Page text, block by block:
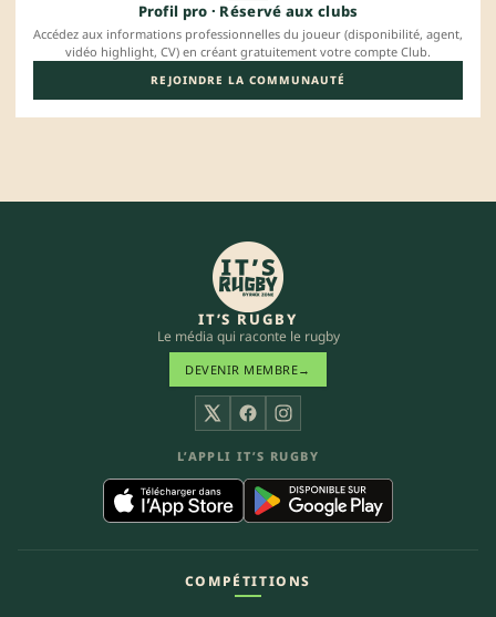
Profil pro · Réservé aux clubs
Accédez aux informations professionnelles du joueur (disponibilité, agent,
vidéo highlight, CV) en créant gratuitement votre compte Club.
REJOINDRE LA COMMUNAUTÉ
IT’S RUGBY
Le média qui raconte le rugby
DEVENIR MEMBRE→
X FacebookInstagram
L’APPLI IT’S RUGBY
COMPÉTITIONS